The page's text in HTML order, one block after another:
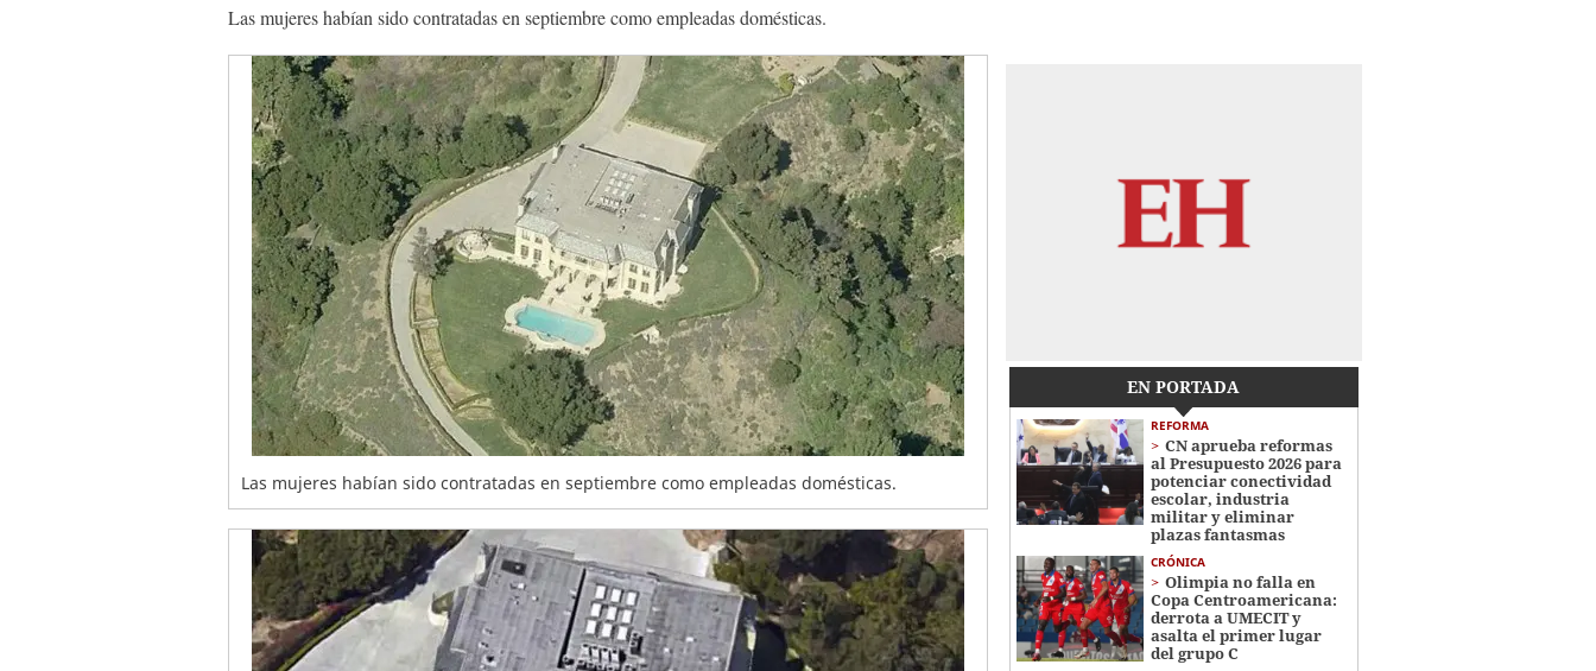
Las mujeres habían sido contratadas en septiembre como empleadas domésticas.
Las mujeres habían sido contratadas en septiembre como empleadas domésticas.
EN PORTADA
REFORMA
CN aprueba reformas
al Presupuesto 2026 para
potenciar conectividad
escolar, industria
militar y eliminar
plazas fantasmas
CRÓNICA
Olimpia no falla en
Copa Centroamericana:
derrota a UMECIT y
asalta el primer lugar
del grupo C